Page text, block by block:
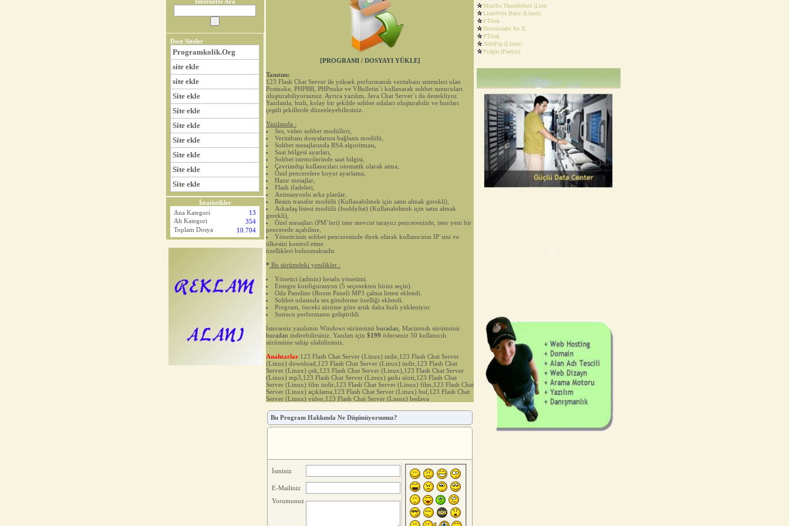
Dost Siteler
Programkolik.Org
site ekle
site ekle
Site ekle
Site ekle
Site ekle
Site ekle
Site ekle
Site ekle
Site ekle
İstatistikler
Ana Kategori
13
Alt Kategori
354
Toplam Dosya 10.704
[PROGRAMI / DOSYAYI YÜKLE]
Tanıtım:
123 Flash Chat Server ile yüksek performanslı veritabanı sistemleri olan
Postnuke, PHPBB, PHPnuke ve VBulletin`i kullanarak sohbet sunucuları
oluşturabiliyorsunuz. Ayrıca yazılım, Java Chat Server`ı da destekliyor.
Yazılımla; hızlı, kolay bir şekilde sohbet odaları oluşturabilir ve bunları
çeşitli şekillerde düzenleyebilirsiniz.
Yazılımda :
Ses, video sohbet modülleri,
Veritabanı dosyalarına bağlantı modülü,
Sohbet mesajlarında RSA algoritması,
Saat bölgesi ayarları,
Sohbet istemcilerinde saat bilgisi,
Çevrimdışı kullanıcıları otomatik olarak atma,
Özel pencerelere boyut ayarlama,
Hazır mesajlar,
Flash ifadeleri,
Animasyonlu arka planlar,
Resim transfer modülü (Kullanabilmek için satın almak gerekli),
Arkadaş listesi modülü (buddylist) (Kullanabilmek için satın almak
gerekli),
Özel mesajları (PM`leri) ister mevcut tarayıcı pencerenizde, ister yeni bir
pencerede açabilme,
Yöneticinin sohbet penceresinde direk olarak kullanıcının IP`sini ve
ülkesini kontrol etme
özellikleri bulunmaktadır.
* Bu sürümdeki yenilikler :
Yönetici (admin) hesabı yönetimi.
Entegre konfigurasyon (5 seçenekten birini seçin).
Oda Paneline (Room Panel) MP3 çalma listesi eklendi.
Sohbet odasında ses gönderme özelliği eklendi.
Program, önceki sürüme göre artık daha hızlı yükleniyor.
Sunucu performansı geliştirildi.
İsterseniz yazılımın Windows sürümünü buradan , Macintosh sürümünü
buradan indirebilirsiniz. Yazılım için $199 öderseniz 50 kullanıcılı
sürümüne sahip olabilirsiniz.
Anahtarlar:123 Flash Chat Server (Linux) indir,123 Flash Chat Server
(Linux) download,123 Flash Chat Server (Linux) indir,123 Flash Chat
Server (Linux) çek,123 Flash Chat Server (Linux),123 Flash Chat Server
(Linux) mp3,123 Flash Chat Server (Linux) şarkı sözü,123 Flash Chat
Server (Linux) film indir,123 Flash Chat Server (Linux) film,123 Flash Chat
Server (Linux) açıklama,123 Flash Chat Server (Linux) bul,123 Flash Chat
Server (Linux) video,123 Flash Chat Server (Linux) bedava
Bu Program Hakkında Ne Düşünüyorsunuz?
İsminiz
E-Mailiniz
Yorumunuz
Mozilla Thunderbird (Linu
LimeWire Basic (Linux)
PTlink
Downloader for X
PTlink
AbleFtp (Linux)
Pidgin (Pardus)